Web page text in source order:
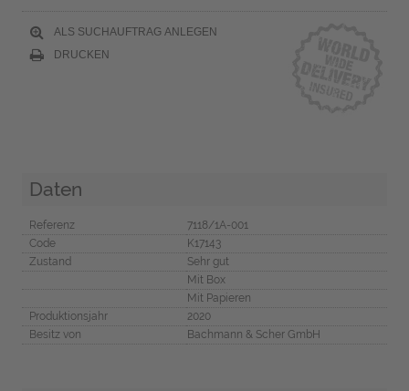
ALS SUCHAUFTRAG ANLEGEN
DRUCKEN
Daten
Referenz
7118/1A-001
Code
K17143
Zustand
Sehr gut
Mit Box
Mit Papieren
Produktionsjahr
2020
Besitz von
Bachmann & Scher GmbH